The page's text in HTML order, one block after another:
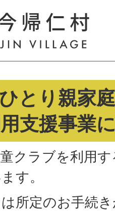
とり親家
支援事業
クラブを利用
す。
所定のお手続